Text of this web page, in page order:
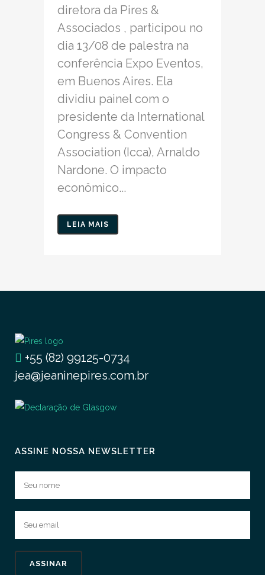
diretora da Pires &
Associados , participou no
dia 13/08 de palestra na
conferência Expo Eventos,
em Buenos Aires. Ela
dividiu painel com o
presidente da International
Congress & Convention
Association (Icca), Arnaldo
Nardone. O impacto
econômico...
LEIA MAIS
+55 (82) 99125-0734
jea@jeaninepires.com.br
ASSINE NOSSA NEWSLETTER